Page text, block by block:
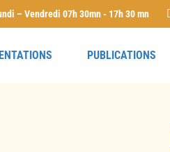
– Vendredi 07h 30mn - 17h 30 mn
PUBLICATIONS